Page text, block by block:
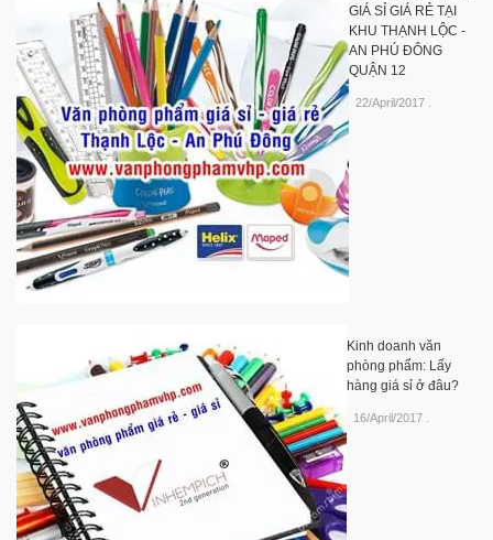
GIÁ SỈ GIÁ RẺ TẠI
KHU THẠNH LỘC -
AN PHÚ ĐÔNG
QUẬN 12
22/April/2017
Kinh doanh văn
phòng phẩm: Lấy
hàng giá sỉ ở đâu?
16/April/2017